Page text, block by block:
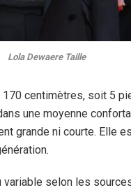
Lola Dewaere Taille
centimètres, soit 5
une moyenne
grande ni courte. Elle
selon les